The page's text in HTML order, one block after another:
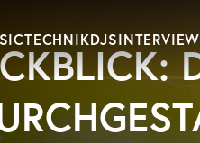
TECHNIKDJS